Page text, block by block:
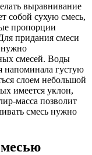
выравнивание
собой сухую смесь,
пропорции
придания смеси
нужно
смесей. Воды
напоминала густую
слоем небольшой
имеется уклон,
масса позволит
смесь нужно